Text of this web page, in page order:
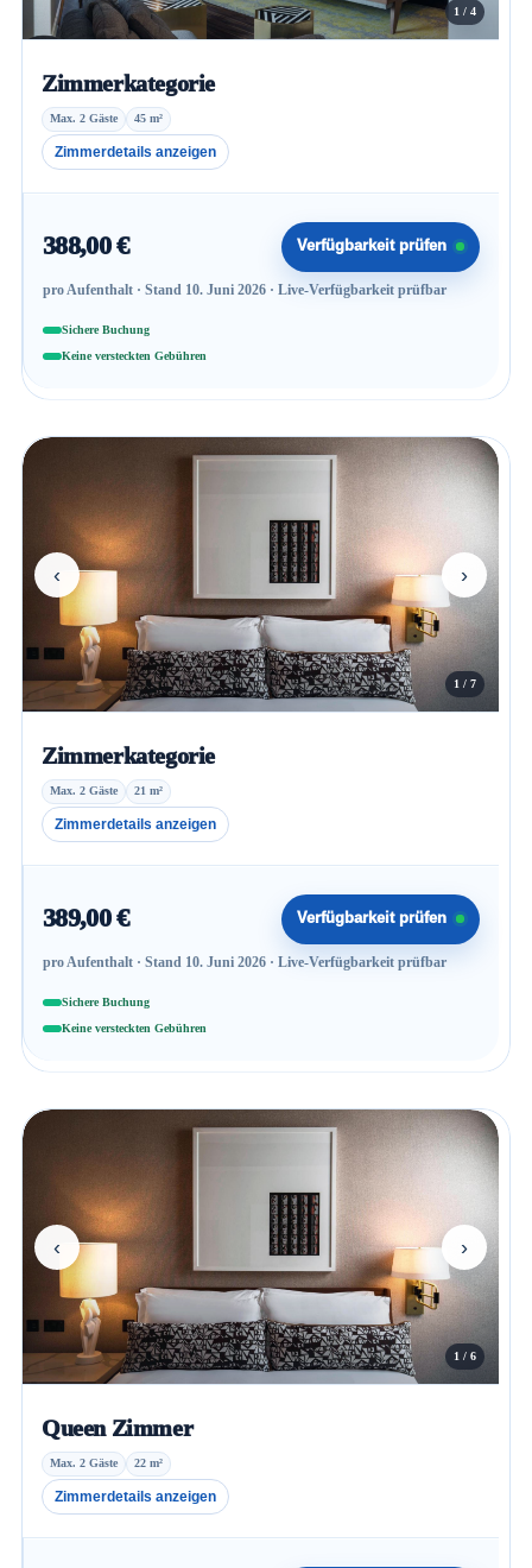
1 / 4
Zimmerkategorie
Max. 2 Gäste 45 m²
Zimmerdetails anzeigen
388,00 €
pro Aufenthalt · Stand 10. Juni 2026 · Live-Verfügbarkeit prüfbar
Verfügbarkeit prüfen
Sichere Buchung
Keine versteckten Gebühren
‹ ›
1 / 7
Zimmerkategorie
Max. 2 Gäste 21 m²
Zimmerdetails anzeigen
389,00 €
pro Aufenthalt · Stand 10. Juni 2026 · Live-Verfügbarkeit prüfbar
Verfügbarkeit prüfen
Sichere Buchung
Keine versteckten Gebühren
‹ ›
1 / 6
Queen Zimmer
Max. 2 Gäste 22 m²
Zimmerdetails anzeigen